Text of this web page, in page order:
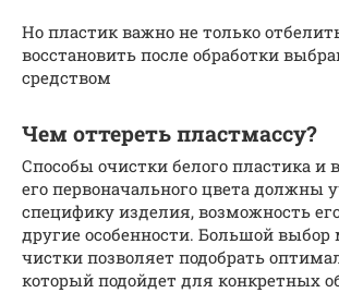
Но пластик важно не только
восстановить после обработки
средством
Чем оттереть пластмассу?
Способы очистки белого пластика и
его первоначального цвета должны
специфику изделия, возможность
другие особенности. Большой выбор
чистки позволяет подобрать
который подойдет для конкретных